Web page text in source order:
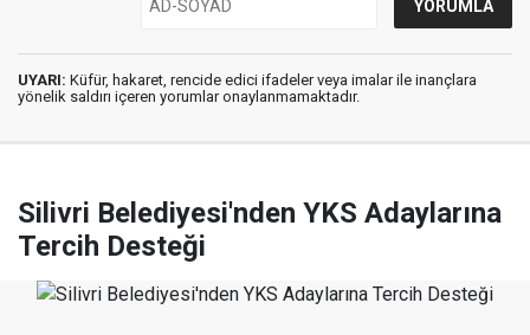
UYARI: Küfür, hakaret, rencide edici ifadeler veya imalar ile inançlara
yönelik saldırı içeren yorumlar onaylanmamaktadır.
Silivri Belediyesi'nden YKS Adaylarına
Tercih Desteği